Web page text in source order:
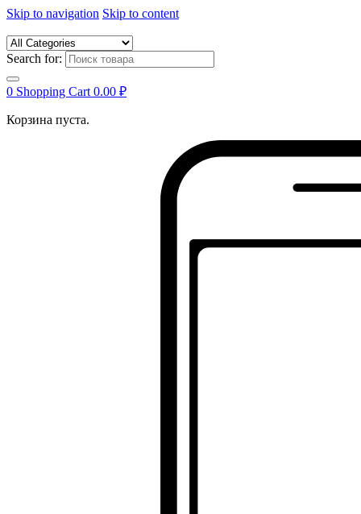
Skip to navigation Skip to content
Search for:
0 Shopping Cart 0.00 ₽
Корзина пуста.